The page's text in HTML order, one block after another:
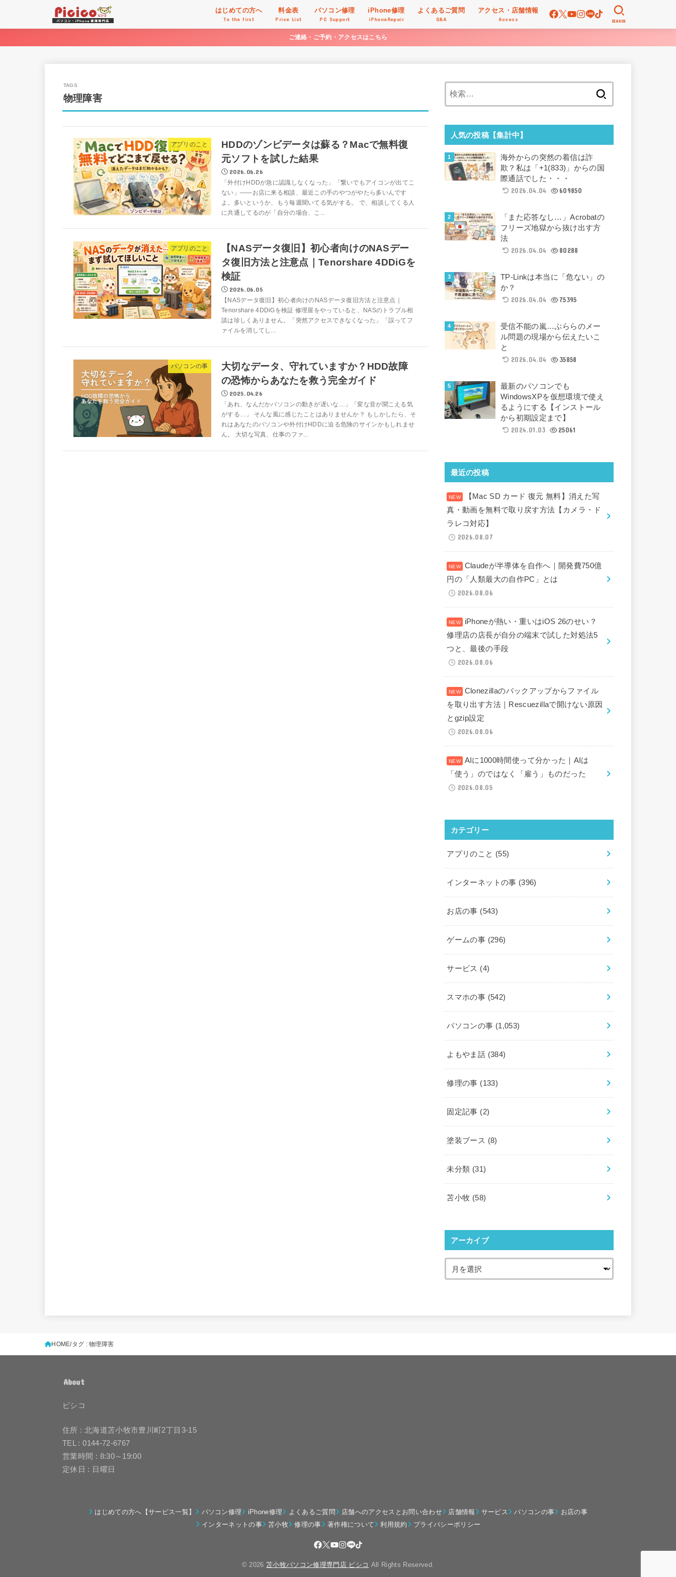
はじめての方へ
To the first
料金表
Price List
パソコン修理
PC Support
iPhone修理
iPhoneRepair
よくあるご質問
Q&A
アクセス・店舗情報
Access SEARCH
ご連絡・ご予約・アクセスはこちら
物理障害
アプリのこと
HDDのゾンビデータは蘇る？Macで無料復
元ソフトを試した結果
2026.06.26
「外付けHDDが急に認識しなくなった」「繋いでもアイコンが出てこ
ない」——お店に来る相談、最近この手のやつがやたら多いんです
よ。多いというか、もう毎週聞いてる気がする。 で、相談してくる人
に共通してるのが「自分の場合、こ...
アプリのこと
【NASデータ復旧】初心者向けのNASデー
タ復旧方法と注意点｜Tenorshare 4DDiGを
検証
2026.06.05
【NASデータ復旧】初心者向けのNASデータ復旧方法と注意点｜
Tenorshare 4DDiGを検証 修理屋をやっていると、NASのトラブル相
談は珍しくありません。「突然アクセスできなくなった」「誤ってフ
ァイルを消してし...
パソコンの事
大切なデータ、守れていますか？HDD故障
の恐怖からあなたを救う完全ガイド
2025.04.26
「あれ、なんだかパソコンの動きが遅いな…」「変な音が聞こえる気
がする…」 そんな風に感じたことはありませんか？ もしかしたら、そ
れはあなたのパソコンや外付けHDDに迫る危険のサインかもしれませ
ん。 大切な写真、仕事のファ...
人気の投稿【集計中】
海外からの突然の着信は詐
欺？私は「+1(833)」からの国
際通話でした・・・
2026.04.04
609850
「また応答なし…」Acrobatの
フリーズ地獄から抜け出す方
法
2026.04.04
80288
TP-Linkは本当に「危ない」の
か？
2026.04.04
75395
受信不能の嵐…ぷららのメー
ル問題の現場から伝えたいこ
と
2026.04.04
35858
最新のパソコンでも
WindowsXPを仮想環境で使え
るようにする【インストール
から初期設定まで】
2024.01.03
25061
最近の投稿
【Mac SD カード 復元 無料】消えた写
真・動画を無料で取り戻す方法【カメラ・ド
ラレコ対応】
2026.08.07
Claudeが半導体を自作へ｜開発費750億
円の「人類最大の自作PC」とは
2026.08.06
iPhoneが熱い・重いはiOS 26のせい？
修理店の店長が自分の端末で試した対処法5
つと、最後の手段
2026.08.06
Clonezillaのバックアップからファイル
を取り出す方法｜Rescuezillaで開けない原因
とgzip設定
2026.08.06
AIに1000時間使って分かった｜AIは
「使う」のではなく「雇う」ものだった
2026.08.05
カテゴリー
アプリのこと (55)
インターネットの事 (396)
お店の事 (543)
ゲームの事 (296)
サービス (4)
スマホの事 (542)
パソコンの事 (1,053)
よもやま話 (384)
修理の事 (133)
固定記事 (2)
塗装ブース (8)
未分類 (31)
苫小牧 (58)
アーカイブ
HOME タグ : 物理障害
About
ピシコ
住所 : 北海道苫小牧市豊川町2丁目3-15
TEL : 0144-72-6767
営業時間 : 8:30～19:00
定休日 : 日曜日
はじめての方へ【サービス一覧】 パソコン修理 iPhone修理 よくあるご質問 店舗へのアクセスとお問い合わせ 店舗情報 サービス パソコンの事
お店の事
インターネットの事
苫小牧 修理の事 著作権について 利用規約 プライバシーポリシー
© 2026苫小牧パソコン修理専門店 ピシコ All Rights Reserved.